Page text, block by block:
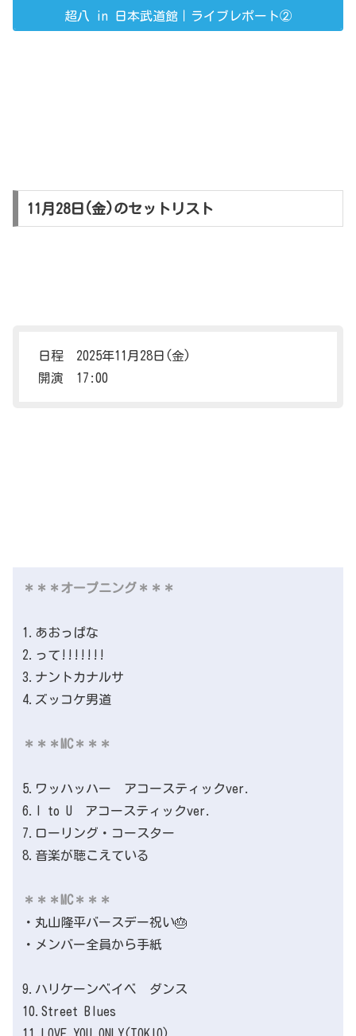
超八 in 日本武道館｜ライブレポート②
11月28日(金)のセットリスト
日程 2025年11月28日(金)
開演 17:00
＊＊＊オープニング＊＊＊
1.あおっぱな
2.って!!!!!!!
3.ナントカナルサ
4.ズッコケ男道
＊＊＊MC＊＊＊
5.ワッハッハー アコースティックver.
6.I to U アコースティックver.
7.ローリング・コースター
8.音楽が聴こえている
＊＊＊MC＊＊＊
・丸山隆平バースデー祝い🎂
・メンバー全員から手紙
9.ハリケーンベイベ ダンス
10.Street Blues